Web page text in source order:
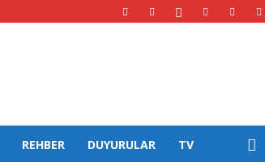
REHBER DUYURULAR TV